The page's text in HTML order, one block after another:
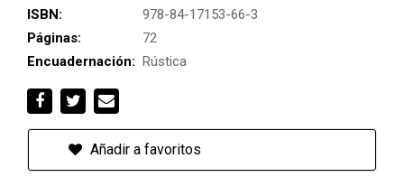
ISBN:
978-84-17153-66-3
Páginas:
72
Encuadernación: Rústica
Añadir a favoritos